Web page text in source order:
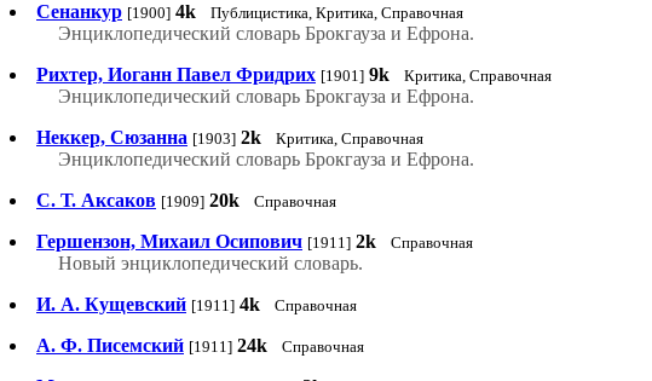
Сенанкур [1900] 4k Публицистика, Критика, Справочная
Энциклопедический словарь Брокгауза и Ефрона.
Рихтер, Иоганн Павел Фридрих [1901] 9k Критика, Справочная
Энциклопедический словарь Брокгауза и Ефрона.
Неккер, Сюзанна [1903] 2k Критика, Справочная
Энциклопедический словарь Брокгауза и Ефрона.
С. Т. Аксаков [1909] 20k Справочная
Гершензон, Михаил Осипович [1911] 2k Справочная
Новый энциклопедический словарь.
И. А. Кущевский [1911] 4k Справочная
А. Ф. Писемский [1911] 24k Справочная